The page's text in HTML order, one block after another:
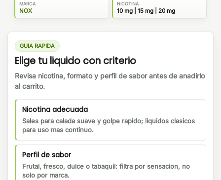
MARCA
NOX
NICOTINA
10 mg | 15 mg | 20 mg
GUIA RAPIDA
Elige tu liquido con criterio
Revisa nicotina, formato y perfil de sabor antes de anadirlo
al carrito.
Nicotina adecuada
Sales para calada suave y golpe rapido; liquidos clasicos
para uso mas continuo.
Perfil de sabor
Frutal, fresco, dulce o tabaquil: filtra por sensacion, no
solo por marca.